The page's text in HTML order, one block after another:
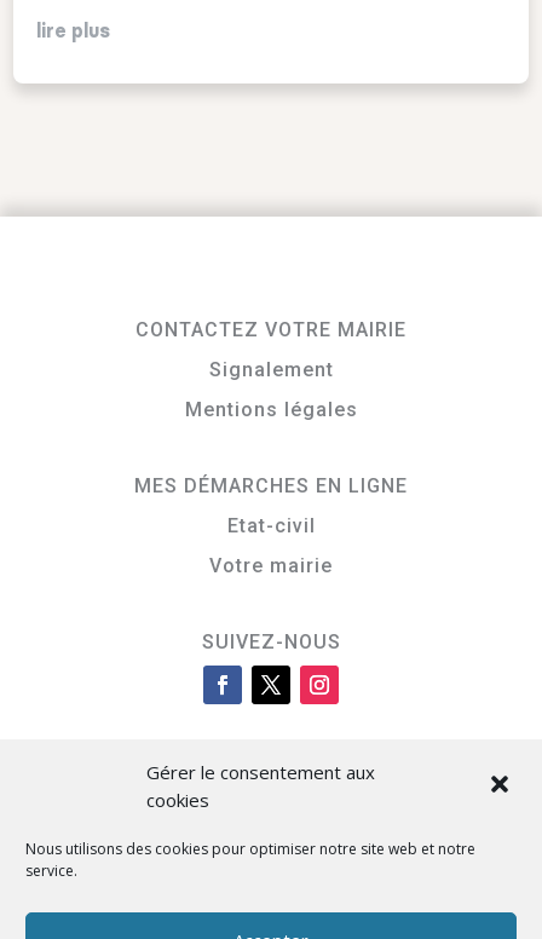
Gérer le consentement aux
cookies
Nous utilisons des cookies pour optimiser notre site web et notre
service.
lire plus
CONTACTEZ VOTRE MAIRIE
Signalement
Mentions légales
MES DÉMARCHES EN LIGNE
Etat-civil
Votre mairie
SUIVEZ-NOUS
Cità di L’Isula